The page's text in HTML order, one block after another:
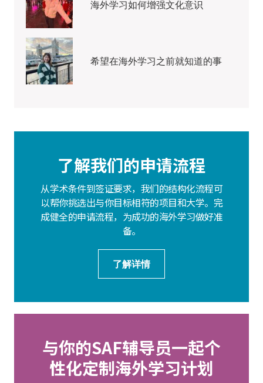
海外学习如何增强文化意识
希望在海外学习之前就知道的事
了解我们的申请流程
从学术条件到签证要求，我们的结构化流程可
以帮你挑选出与你目标相符的项目和大学。完
成健全的申请流程，为成功的海外学习做好准
备。
了解详情
与你的SAF辅导员一起个
性化定制海外学习计划